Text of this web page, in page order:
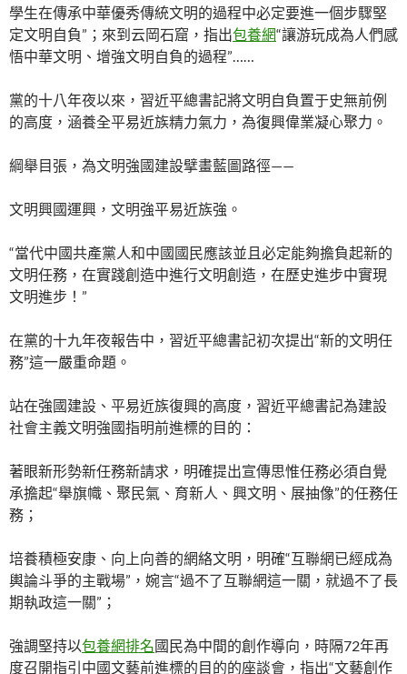
學生在傳承中華優秀傳統文明的過程中必定要進一個步驟堅
定文明自負”；來到云岡石窟，指出包養網“讓游玩成為人們感
悟中華文明、增強文明自負的過程”……
黨的十八年夜以來，習近平總書記將文明自負置于史無前例
的高度，涵養全平易近族精力氣力，為復興偉業凝心聚力。
綱舉目張，為文明強國建設擘畫藍圖路徑——
文明興國運興，文明強平易近族強。
“當代中國共產黨人和中國國民應該並且必定能夠擔負起新的
文明任務，在實踐創造中進行文明創造，在歷史進步中實現
文明進步！”
在黨的十九年夜報告中，習近平總書記初次提出“新的文明任
務”這一嚴重命題。
站在強國建設、平易近族復興的高度，習近平總書記為建設
社會主義文明強國指明前進標的目的：
著眼新形勢新任務新請求，明確提出宣傳思惟任務必須自覺
承擔起“舉旗幟、聚民氣、育新人、興文明、展抽像”的任務任
務；
培養積極安康、向上向善的網絡文明，明確“互聯網已經成為
輿論斗爭的主戰場”，婉言“過不了互聯網這一關，就過不了長
期執政這一關”；
強調堅持以包養網排名國民為中間的創作導向，時隔72年再
度召開指引中國文藝前進標的目的的座談會，指出“文藝創作